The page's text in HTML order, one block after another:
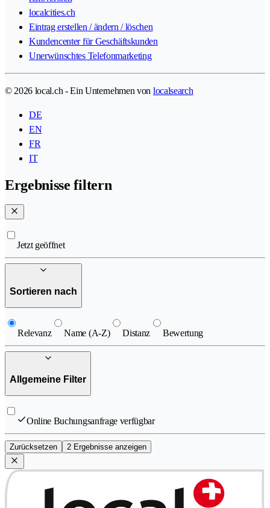
localcities.ch
Eintrag erstellen / ändern / löschen
Kundencenter für Geschäftskunden
Unerwünschtes Telefonmarketing
© 2026 local.ch - Ein Unternehmen von localsearch
DE
EN
FR
IT
Ergebnisse filtern
Jetzt geöffnet
Sortieren nach
Relevanz Name (A-Z) Distanz Bewertung
Allgemeine Filter
Online Buchungsanfrage verfügbar
Zurücksetzen 2 Ergebnisse anzeigen